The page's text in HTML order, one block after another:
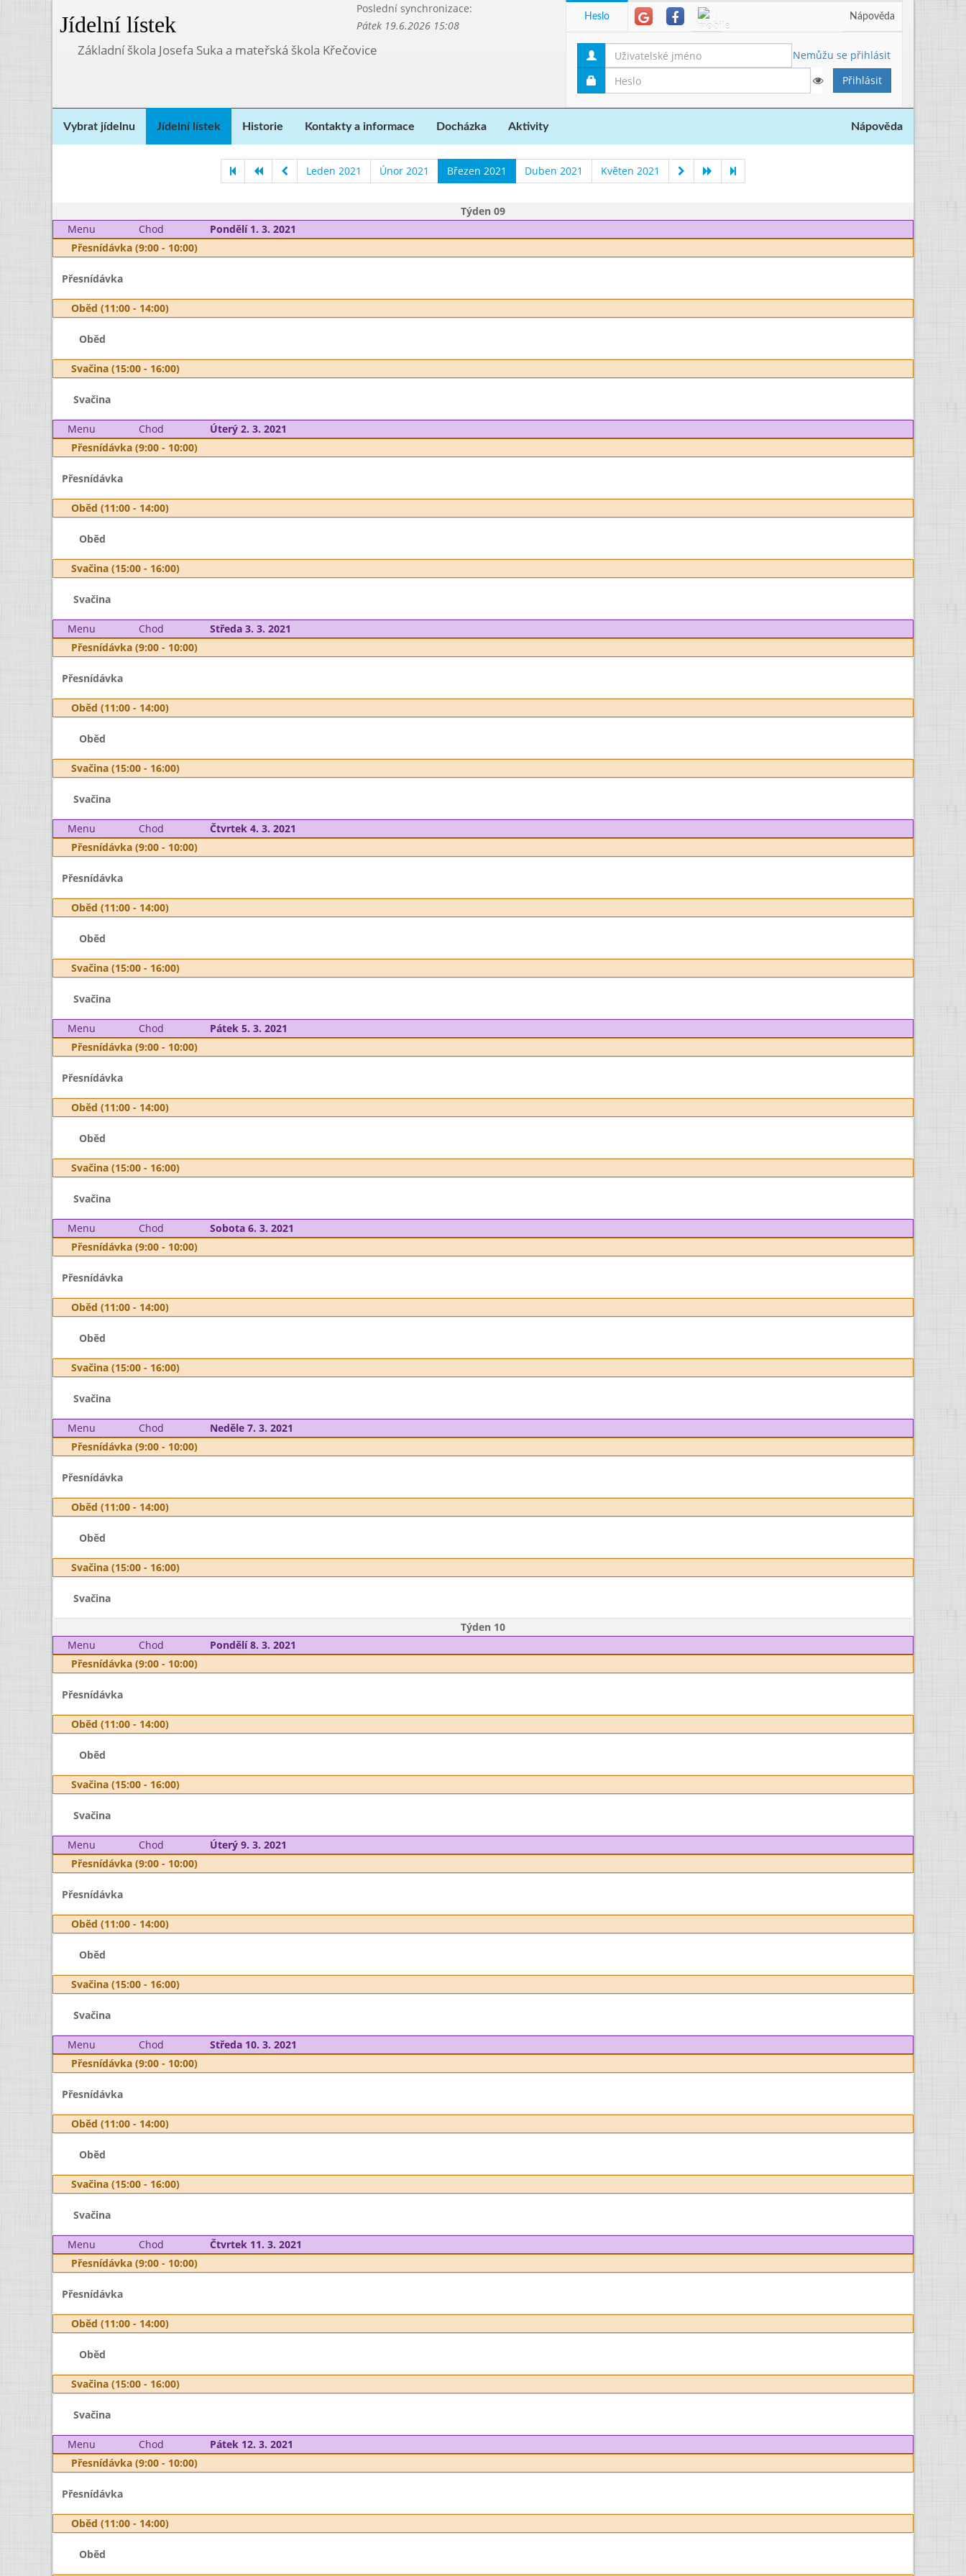
Jídelní lístek
Poslední synchronizace:
Pátek 19.6.2026 15:08
Základní škola Josefa Suka a mateřská škola Křečovice
Heslo Nápověda
Nemůžu se přihlásit
Vybrat jídelnu Jídelní lístek Historie Kontakty a informace Docházka Aktivity Nápověda
Leden 2021 Únor 2021 Březen 2021 Duben 2021 Květen 2021
Týden 09
Menu
Chod
Pondělí 1. 3. 2021
Přesnídávka (9:00 - 10:00)
Přesnídávka
Oběd (11:00 - 14:00)
Oběd
Svačina (15:00 - 16:00)
Svačina
Menu Chod
Úterý 2. 3. 2021
Přesnídávka (9:00 - 10:00)
Přesnídávka
Oběd (11:00 - 14:00)
Oběd
Svačina (15:00 - 16:00)
Svačina
Menu Chod
Středa 3. 3. 2021
Přesnídávka (9:00 - 10:00)
Přesnídávka
Oběd (11:00 - 14:00)
Oběd
Svačina (15:00 - 16:00)
Svačina
Menu Chod
Čtvrtek 4. 3. 2021
Přesnídávka (9:00 - 10:00)
Přesnídávka
Oběd (11:00 - 14:00)
Oběd
Svačina (15:00 - 16:00)
Svačina
Menu Chod
Pátek 5. 3. 2021
Přesnídávka (9:00 - 10:00)
Přesnídávka
Oběd (11:00 - 14:00)
Oběd
Svačina (15:00 - 16:00)
Svačina
Menu Chod
Sobota 6. 3. 2021
Přesnídávka (9:00 - 10:00)
Přesnídávka
Oběd (11:00 - 14:00)
Oběd
Svačina (15:00 - 16:00)
Svačina
Menu Chod
Neděle 7. 3. 2021
Přesnídávka (9:00 - 10:00)
Přesnídávka
Oběd (11:00 - 14:00)
Oběd
Svačina (15:00 - 16:00)
Svačina
Týden 10
Menu
Chod
Pondělí 8. 3. 2021
Přesnídávka (9:00 - 10:00)
Přesnídávka
Oběd (11:00 - 14:00)
Oběd
Svačina (15:00 - 16:00)
Svačina
Menu Chod
Úterý 9. 3. 2021
Přesnídávka (9:00 - 10:00)
Přesnídávka
Oběd (11:00 - 14:00)
Oběd
Svačina (15:00 - 16:00)
Svačina
Menu Chod
Středa 10. 3. 2021
Přesnídávka (9:00 - 10:00)
Přesnídávka
Oběd (11:00 - 14:00)
Oběd
Svačina (15:00 - 16:00)
Svačina
Menu Chod
Čtvrtek 11. 3. 2021
Přesnídávka (9:00 - 10:00)
Přesnídávka
Oběd (11:00 - 14:00)
Oběd
Svačina (15:00 - 16:00)
Svačina
Menu Chod
Pátek 12. 3. 2021
Přesnídávka (9:00 - 10:00)
Přesnídávka
Oběd (11:00 - 14:00)
Oběd